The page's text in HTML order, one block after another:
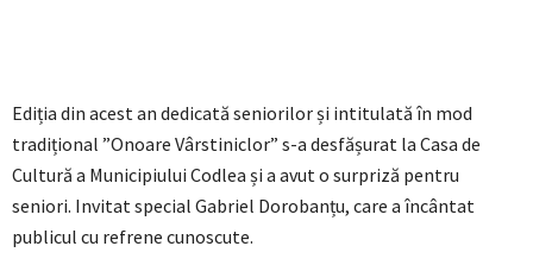
Ediția din acest an dedicată seniorilor și intitulată în mod
tradițional ”Onoare Vârstiniclor” s-a desfășurat la Casa de
Cultură a Municipiului Codlea și a avut o surpriză pentru
seniori. Invitat special Gabriel Dorobanțu, care a încântat
publicul cu refrene cunoscute.